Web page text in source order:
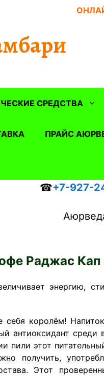
СРЕДСТВА
ПРАЙС
☎+7-927-
Раджас Кап
энергию,
себя королём!
антиоксидант среди
пили этот
получить,
Этот